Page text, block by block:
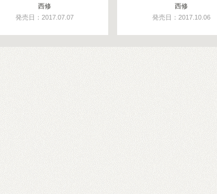
西修
発売日：2017.07.07
西修
発売日：2017.10.06